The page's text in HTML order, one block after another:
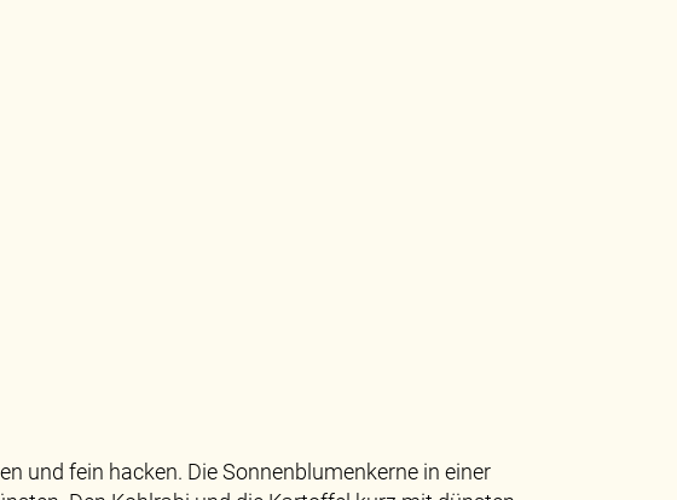
und fein hacken. Die Sonnenblumenkerne in einer